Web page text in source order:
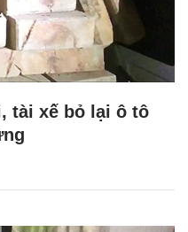
tài xế bỏ lại ô tô